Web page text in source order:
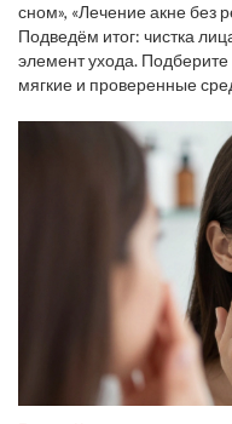
сном», «Лечение акне без
для разглаживания
шаги под ваш тип кожи.
Подведём итог: чистка
элемент ухода.
мягкие и проверенные